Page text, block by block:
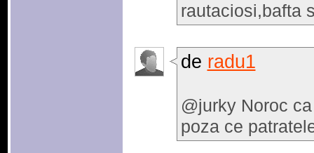
rautaciosi,bafta
de radu1
@jurky Noroc
poza ce